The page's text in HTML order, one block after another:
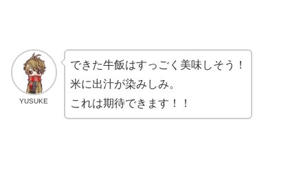
YUSUKE
できた牛飯はすっごく美味しそう！
米に出汁が染みしみ。
これは期待できます！！